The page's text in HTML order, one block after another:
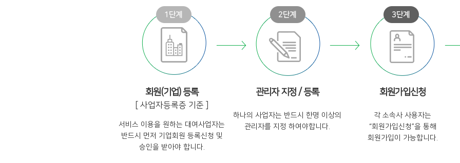
회원(기업) 등록
[ 사업자등록증 기준 ]
서비스 이용을 원하는 대여사업자는
반드시 먼저 기업회원 등록신청 및
승인을 받아야 합니다.
관리자 지정 / 등록
하나의 사업자는 반드시 한명 이상의
관리자를 지정 하여야합니다.
회원가입신청
각 소속사 사용자는
“회원가입신청”을 통해
회원가입이 가능합니다.